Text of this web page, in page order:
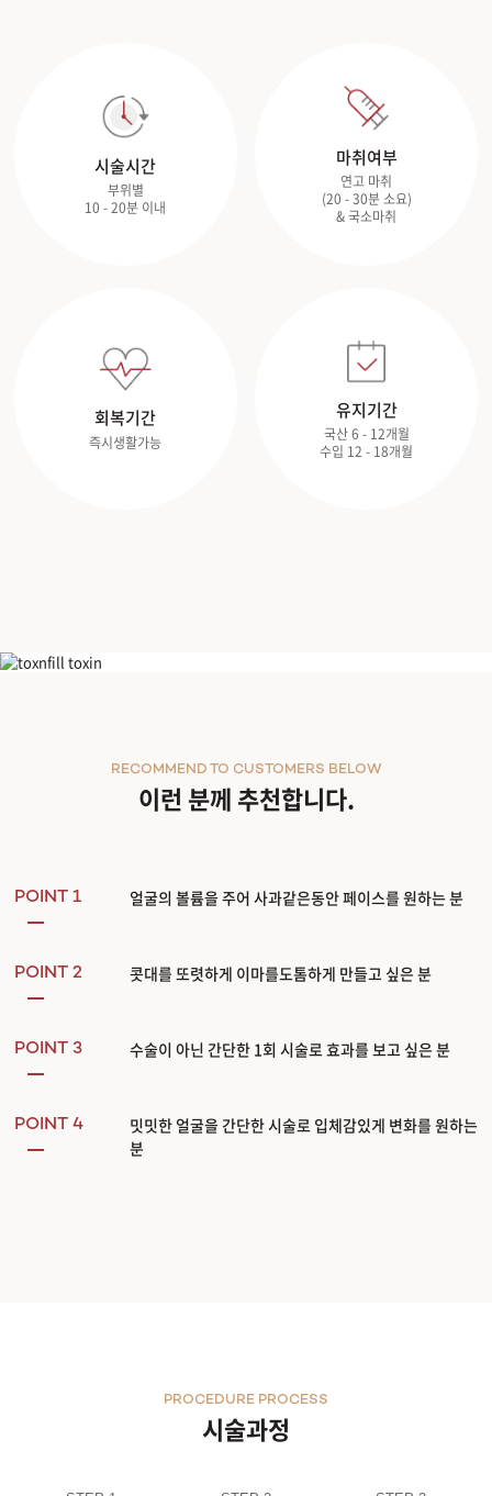
시술시간
부위별
10 - 20분 이내
마취여부
연고 마취
(20 - 30분 소요)
& 국소마취
회복기간
즉시생활가능
유지기간
국산 6 - 12개월
수입 12 - 18개월
이런 분께 추천합니다.
RECOMMEND TO CUSTOMERS BELOW
POINT 1 얼굴의 볼륨을 주어 사과같은동안 페이스를 원하는 분
POINT 2 콧대를 또렷하게 이마를도톰하게 만들고 싶은 분
POINT 3 수술이 아닌 간단한 1회 시술로 효과를 보고 싶은 분
POINT 4
밋밋한 얼굴을 간단한 시술로 입체감있게 변화를 원하는
분
시술과정
PROCEDURE PROCESS